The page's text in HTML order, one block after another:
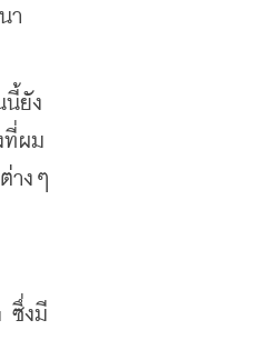
า
นี้ยัง
ที่ผม
างๆ
ซึ่งมี